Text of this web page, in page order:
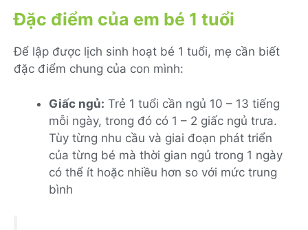
Đặc điểm của em bé 1 tuổi
Để lập được lịch sinh hoạt bé 1 tuổi, mẹ cần biết
đặc điểm chung của con mình:
Giấc ngủ: Trẻ 1 tuổi cần ngủ 10 – 13 tiếng
mỗi ngày, trong đó có 1 – 2 giấc ngủ trưa.
Tùy từng nhu cầu và giai đoạn phát triển
của từng bé mà thời gian ngủ trong 1 ngày
có thể ít hoặc nhiều hơn so với mức trung
bình